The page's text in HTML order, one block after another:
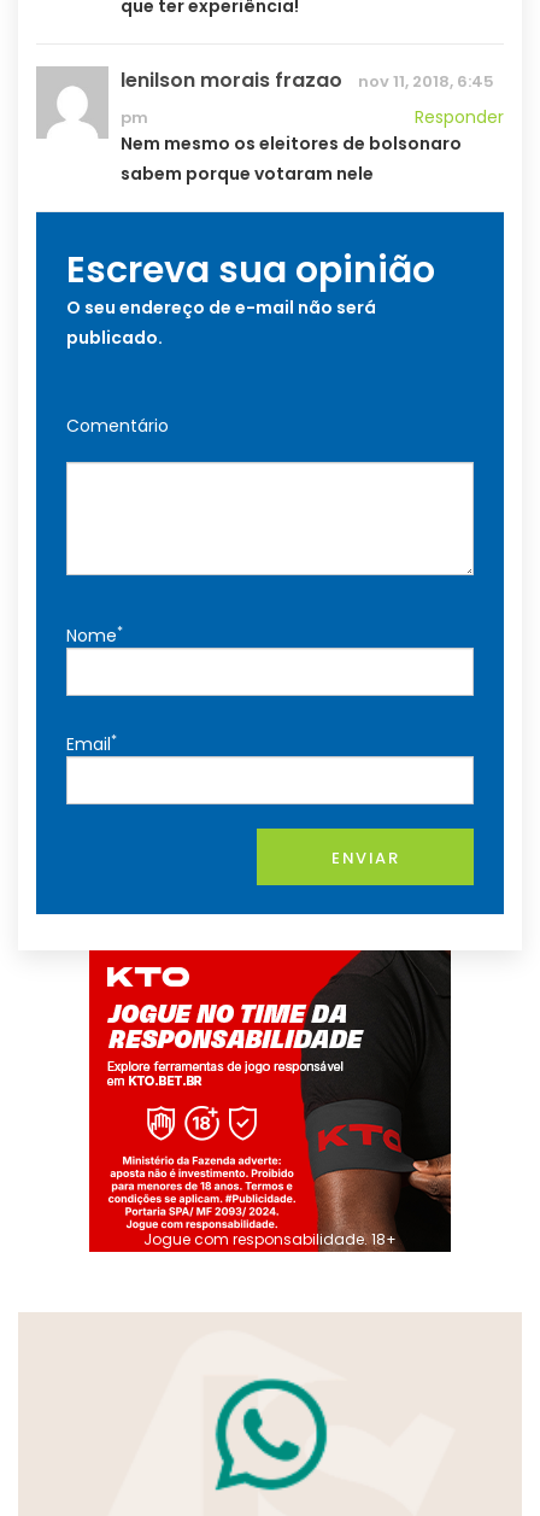
que ter experiência!
lenilson morais frazao
nov 11, 2018, 6:45
pm
Responder
Nem mesmo os eleitores de bolsonaro
sabem porque votaram nele
Escreva sua opinião
O seu endereço de e-mail não será
publicado.
Comentário
Nome*
Email*
ENVIAR
Jogue com responsabilidade. 18+